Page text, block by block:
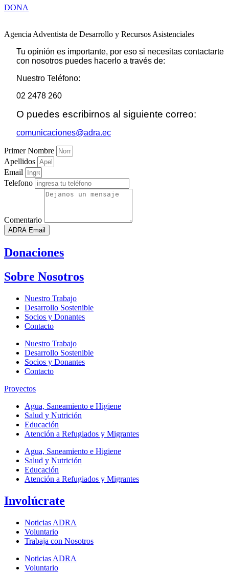
DONA
Agencia Adventista de Desarrollo y Recursos Asistenciales
Tu opinión es importante, por eso si necesitas contactarte
con nosotros puedes hacerlo a través de:
Nuestro Teléfono:
02 2478 260
O puedes escribirnos al siguiente correo:
comunicaciones@adra.ec
Primer Nombre
Apellidos
Email
Telefono
Comentario
ADRA Email
Donaciones
Sobre Nosotros
Nuestro Trabajo
Desarrollo Sostenible
Socios y Donantes
Contacto
Nuestro Trabajo
Desarrollo Sostenible
Socios y Donantes
Contacto
Proyectos
Agua, Saneamiento e Higiene
Salud y Nutrición
Educación
Atención a Refugiados y Migrantes
Agua, Saneamiento e Higiene
Salud y Nutrición
Educación
Atención a Refugiados y Migrantes
Involúcrate
Noticias ADRA
Voluntario
Trabaja con Nosotros
Noticias ADRA
Voluntario